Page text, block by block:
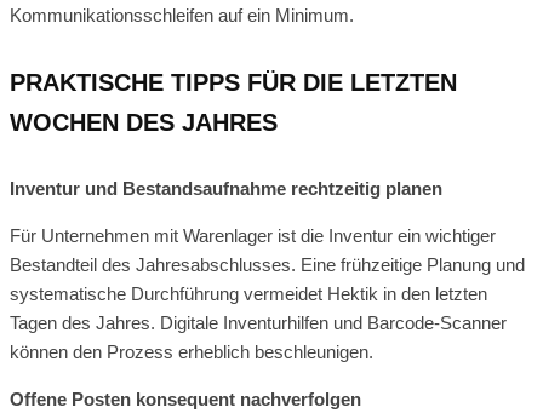
Kommunikationsschleifen auf ein Minimum.
PRAKTISCHE TIPPS FÜR DIE LETZTEN
WOCHEN DES JAHRES
Inventur und Bestandsaufnahme rechtzeitig planen
Für Unternehmen mit Warenlager ist die Inventur ein wichtiger
Bestandteil des Jahresabschlusses. Eine frühzeitige Planung und
systematische Durchführung vermeidet Hektik in den letzten
Tagen des Jahres. Digitale Inventurhilfen und Barcode-Scanner
können den Prozess erheblich beschleunigen.
Offene Posten konsequent nachverfolgen